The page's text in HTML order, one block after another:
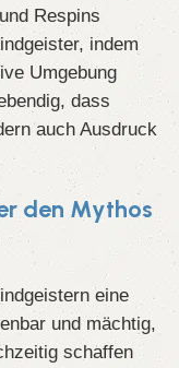
Respins
indem
Umgebung
dass
auch Ausdruck
den Mythos
eine
und mächtig,
schaffen